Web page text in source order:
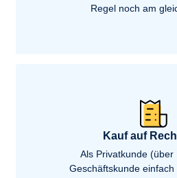
Regel noch am
Kauf auf
Als Privatkunde (über
Geschäftskunde